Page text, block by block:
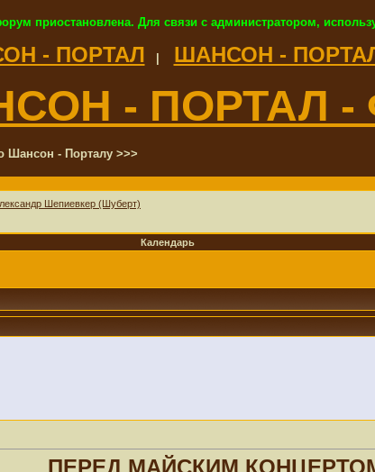
приостановлена. Для связи с администратором,
- ПОРТАЛ ШАНСОН -
- ПОРТАЛ -
Шансон - Порталу >>>
Шепиевкер (Шуберт)
Календарь